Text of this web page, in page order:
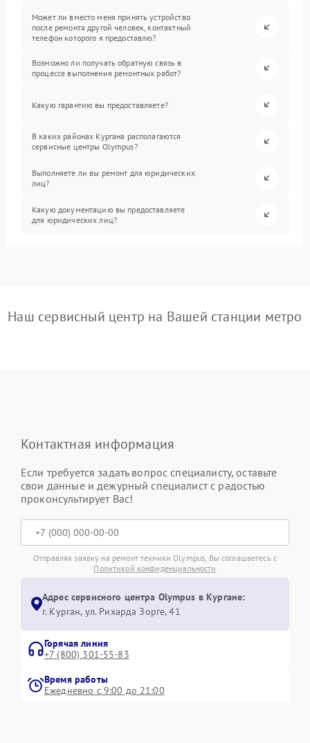
Может ли вместо меня принять устройство
после ремонта другой человек, контактный
телефон которого я предоставлю?
Возможно ли получать обратную связь в
процессе выполнения ремонтных работ?
Какую гарантию вы предоставляете?
В каких районах Кургана располагаются
сервисные центры Olympus?
Выполняете ли вы ремонт для юридических
лиц?
Какую документацию вы предоставляете
для юридических лиц?
Наш сервисный центр на Вашей станции метро
Контактная информация
Если требуется задать вопрос специалисту, оставьте
свои данные и дежурный специалист с радостью
проконсультирует Вас!
Отправляя заявку на ремонт техники Olympus, Вы соглашаетесь с
Политикой конфиденциальности
Адрес сервисного центра Olympus в Кургане:
г. Курган, ул. Рихарда Зорге, 41
Горячая линия
+7 (800) 301-55-83
Время работы
Ежедневно с 9:00 до 21:00